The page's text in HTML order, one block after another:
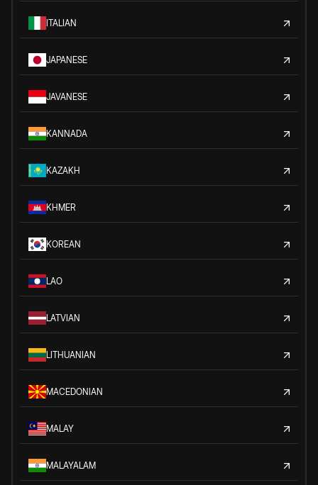
ITALIAN
JAPANESE
JAVANESE
KANNADA
KAZAKH
KHMER
KOREAN
LAO
LATVIAN
LITHUANIAN
MACEDONIAN
MALAY
MALAYALAM